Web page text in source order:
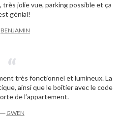
jolie vue, parking possible et ça
génial!
BENJAMIN
très fonctionnel et lumineux. La
ainsi que le boîtier avec le code
de l’appartement.
― GWEN